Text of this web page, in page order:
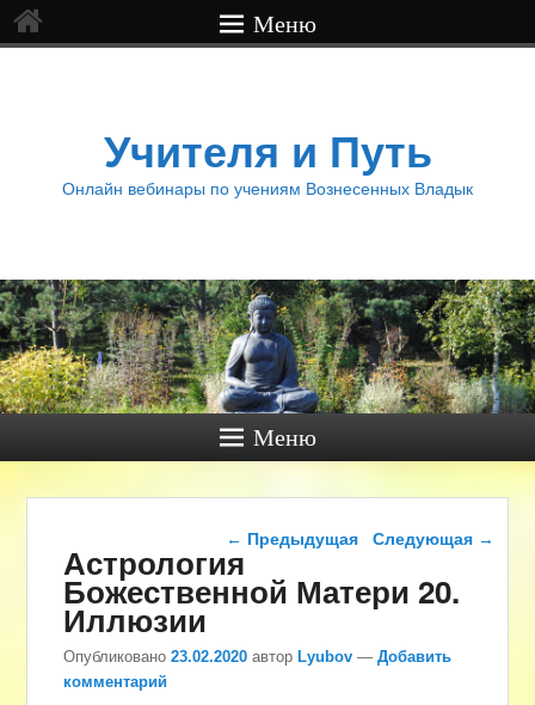
Меню
Учителя и Путь
Онлайн вебинары по учениям Вознесенных Владык
Меню
Навигация по записям
← Предыдущая Следующая →
Астрология
Божественной Матери 20.
Иллюзии
Опубликовано23.02.2020 авторLyubov —Добавить
комментарий